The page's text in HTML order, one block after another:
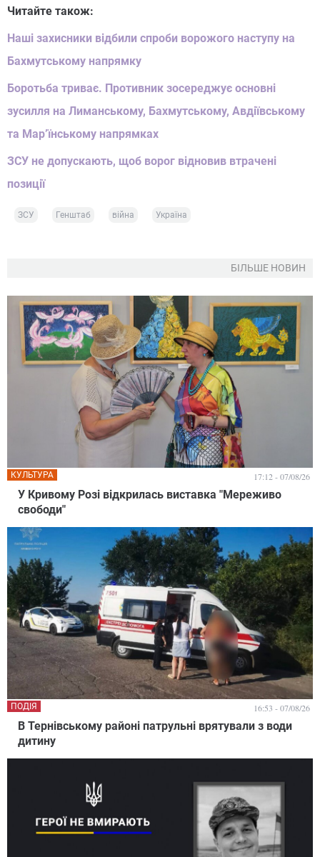
Читайте також:
Наші захисники відбили спроби ворожого наступу на
Бахмутському напрямку
Боротьба триває. Противник зосереджує основні
зусилля на Лиманському, Бахмутському, Авдіївському
та Мар’їнському напрямках
ЗСУ не допускають, щоб ворог відновив втрачені
позиції
ЗСУ Генштаб війна Україна
БІЛЬШЕ НОВИН
У Кривому Розі відкрилась виставка "Мереживо
свободи"
КУЛЬТУРА 17:12 - 07/08/26
В Тернівському районі патрульні врятували з води
дитину
ПОДІЯ 16:53 - 07/08/26